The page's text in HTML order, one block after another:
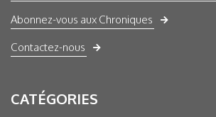
Abonnez-vous aux Chroniques
Contactez-nous
CATÉGORIES